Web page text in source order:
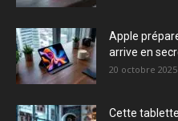
Apple
arrive en
20 octobre 2025
Cette